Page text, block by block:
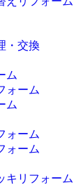
・交換
ム
ォーム
ム
ォーム
ォーム
キリフォーム